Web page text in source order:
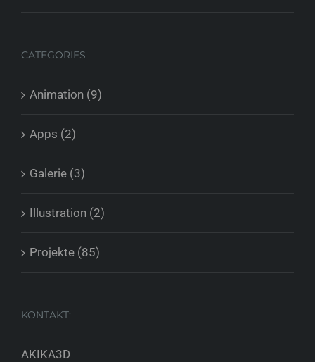
CATEGORIES
Animation (9)
Apps (2)
Galerie (3)
Illustration (2)
Projekte (85)
KONTAKT:
AKIKA3D